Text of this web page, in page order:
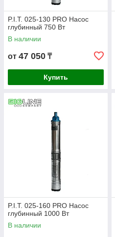
P.I.T. 025-130 PRO Насос
глубинный 750 Вт
В наличии
от 47 050 ₸
Купить
P.I.T. 025-160 PRO Насос
глубинный 1000 Вт
В наличии